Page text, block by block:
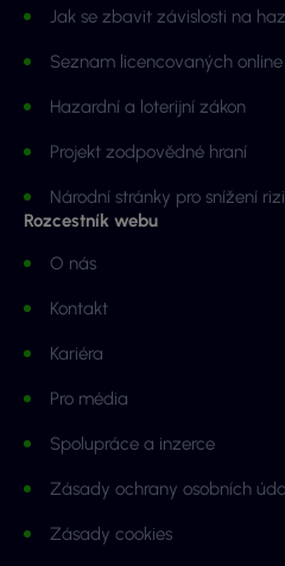
Jak se zbavit závislosti na
Seznam licencovaných
Hazardní a loterijní zákon
Projekt zodpovědné hraní
Národní stránky pro snížení
Rozcestník webu
O nás
Kontakt
Kariéra
Pro média
Spolupráce a inzerce
Zásady ochrany osobních
Zásady cookies